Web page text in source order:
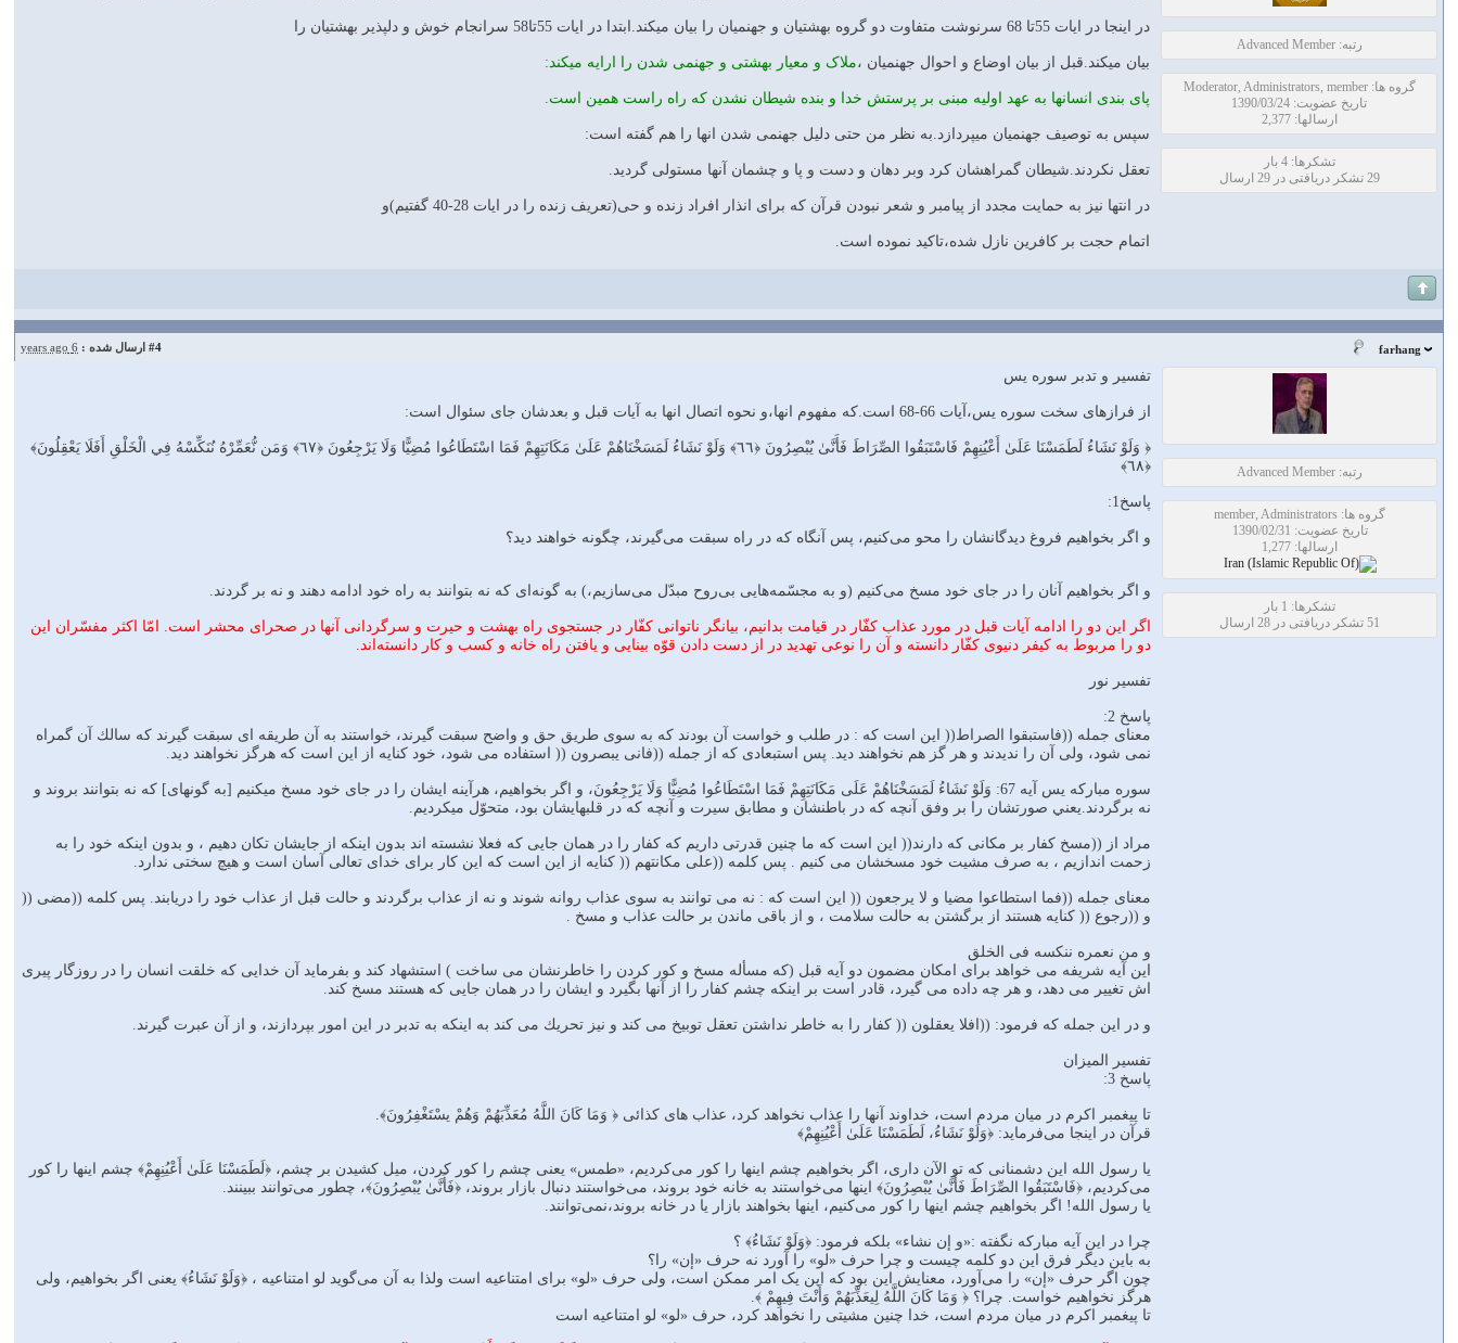
رتبه: Advanced Member
گروه ها: Moderator, Administrators, member
تاریخ عضویت: 1390/03/24
ارسالها: 2,377
تشکرها: 4 بار
29 تشکر دریافتی در 29 ارسال
در اینجا در ایات 55تا 68 سرنوشت متفاوت دو گروه بهشتیان و جهنمیان را بیان میکند.ابتدا در ایات 55تا58 سرانجام خوش و دلپذیر بهشتیان را
بیان میکند.قبل از بیان اوضاع و احوال جهنمیان ،ملاک و معیار بهشتی و جهنمی شدن را ارایه میکند:
پای بندی انسانها به عهد اولیه مبنی بر پرستش خدا و بنده شیطان نشدن که راه راست همین است.
سپس به توصیف جهنمیان میپردازد.به نظر من حتی دلیل جهنمی شدن انها را هم گفته است:
تعقل نکردند.شیطان گمراهشان کرد وبر دهان و دست و پا و چشمان آنها مستولی گردید.
در انتها نیز به حمایت مجدد از پیامبر و شعر نبودن قرآن که برای انذار افراد زنده و حی(تعریف زنده را در ایات 28-40 گفتیم)و
اتمام حجت بر کافرین نازل شده،تاکید نموده است.
farhang
#4 ارسال شده : 6 years ago
رتبه: Advanced Member
گروه ها: member, Administrators
تاریخ عضویت: 1390/02/31
ارسالها: 1,277
تشکرها: 1 بار
51 تشکر دریافتی در 28 ارسال
تفسیر و تدبر سوره یس
از فرازهای سخت سوره یس،آیات 66-68 است.که مفهوم انها،و نحوه اتصال انها به آیات قبل و بعدشان جای سئوال است:
﴿ وَلَوْ نَشَاءُ لَطَمَسْنَا عَلَىٰ أَعْيُنِهِمْ فَاسْتَبَقُوا الصِّرَ‌اطَ فَأَنَّىٰ يُبْصِرُ‌ونَ ﴿٦٦﴾ وَلَوْ نَشَاءُ لَمَسَخْنَاهُمْ عَلَىٰ مَكَانَتِهِمْ فَمَا اسْتَطَاعُوا مُضِيًّا وَلَا يَرْ‌جِعُونَ ﴿٦٧﴾ وَمَن نُّعَمِّرْ‌هُ نُنَكِّسْهُ فِي الْخَلْقِ أَفَلَا يَعْقِلُونَ﴾
﴿٦٨﴾
پاسخ1:
و اگر بخواهيم فروغ ديدگانشان را محو مى‌كنيم، پس آنگاه كه در راه سبقت مى‌گيرند، چگونه خواهند ديد؟
و اگر بخواهيم آنان را در جاى خود مسخ مى‌كنيم (و به مجسّمه‌هايى بى‌روح مبدّل مى‌سازيم،) به گونه‌اى كه نه بتوانند به راه خود ادامه دهند و نه بر گردند.
اگر اين دو را ادامه آيات قبل در مورد عذاب كفّار در قيامت بدانيم، بيانگر ناتوانى كفّار در جستجوى راه بهشت و حيرت و سرگردانى آنها در صحراى محشر است. امّا اكثر مفسّران اين
دو را مربوط به كيفر دنيوى كفّار دانسته و آن را نوعى تهديد در از دست دادن قوّه بينايى و يافتن راه خانه و كسب و كار دانسته‌اند.
تفسیر نور
پاسخ 2:
معناى جمله ((فاستبقوا الصراط(( اين است كه : در طلب و خواست آن بودند كه به سوى طريق حق و واضح سبقت گيرند، خواستند به آن طريقه اى سبقت گيرند كه سالك آن گمراه
نمى شود، ولى آن را نديدند و هر گز هم نخواهند ديد. پس استبعادى كه از جمله ((فانى يبصرون (( استفاده مى شود، خود كنايه از اين است كه هرگز نخواهند ديد.
سوره مباركه يس آيه 67: وَلَوْ نَشَاءُ لَمَسَخْنَاهُمْ عَلَی مَكَانَتِهِمْ فَمَا اسْتَطَاعُوا مُضِيًّا وَلَا يَرْجِعُونَ، و اگر بخواهيم، هرآينه ايشان را در جای خود مسخ میكنيم [به گونهای] كه نه بتوانند بروند و
نه برگردند.يعني صورتشان را بر وفق آنچه كه در باطنشان و مطابق سيرت و آنچه كه در قلبهايشان بود، متحوّل ميكرديم.
مراد از ((مسخ كفار بر مكانى كه دارند(( اين است كه ما چنين قدرتى داريم كه كفار را در همان جايى كه فعلا نشسته اند بدون اينكه از جايشان تكان دهيم ، و بدون اينكه خود را به
زحمت اندازيم ، به صرف مشيت خود مسخشان مى كنيم . پس كلمه ((على مكانتهم (( كنايه از اين است كه اين كار براى خداى تعالى آسان است و هيچ سختى ندارد.
معناى جمله ((فما استطاعوا مضيا و لا يرجعون (( اين است كه : نه مى توانند به سوى عذاب روانه شوند و نه از عذاب برگردند و حالت قبل از عذاب خود را دريابند. پس كلمه ((مضى ((
و ((رجوع (( كنايه هستند از برگشتن به حالت سلامت ، و از باقى ماندن بر حالت عذاب و مسخ .
و من نعمره ننکسه فی الخلق
اين آيه شريفه مى خواهد براى امكان مضمون دو آيه قبل (كه مسأله مسخ و كور كردن را خاطرنشان مى ساخت ) استشهاد كند و بفرمايد آن خدايى كه خلقت انسان را در روزگار پيرى
اش تغيير مى دهد، و هر چه داده مى گيرد، قادر است بر اينكه چشم كفار را از آنها بگيرد و ايشان را در همان جايى كه هستند مسخ كند.
و در اين جمله كه فرمود: ((افلا يعقلون (( كفار را به خاطر نداشتن تعقل توبيخ مى كند و نيز تحريك مى كند به اينكه به تدبر در اين امور بپردازند، و از آن عبرت گيرند.
تفسیر المیزان
پاسخ 3:
تا پیغمبر اکرم در میان مردم است، خداوند آنها را عذاب نخواهد کرد، عذاب های کذائی ﴿ وَمَا كَانَ اللَّهُ مُعَذِّبَهُمْ وَهُمْ يسْتَغْفِرُونَ﴾.
قرآن در اینجا می‌فرماید: ﴿وَلَوْ نَشَاءُ، لَطَمَسْنَا عَلَىٰ أَعْيُنِهِمْ﴾
یا رسول الله این دشمنانی که تو الآن داری، اگر بخواهیم چشم اینها را کور می‌کردیم، «طمس» یعنی چشم را کور کردن، میل کشیدن بر چشم، ﴿لَطَمَسْنَا عَلَىٰ أَعْيُنِهِمْ﴾ ‌چشم اینها را کور
می‌کردیم، ﴿فَاسْتَبَقُوا الصِّرَ‌اطَ فَأَنَّىٰ يُبْصِرُ‌ونَ﴾ اینها می‌خواستند به خانه خود بروند، می‌خواستند دنبال بازار بروند، ﴿فَأَنَّىٰ يُبْصِرُ‌ونَ﴾، چطور می‌توانند ببینند.
یا رسول الله! اگر بخواهیم چشم اینها را کور می‌کنیم، اینها بخواهند بازار یا در خانه بروند،‌نمی‌توانند.
چرا در این آیه مبارکه نگفته‌ :«و إن نشاء» بلکه فرمود: ﴿وَلَوْ نَشَاءُ﴾ ؟
به باین دیگر فرق این دو کلمه‌ چیست و چرا حرف «لو» را آورد نه حرف «إن» را؟
چون اگر حرف «إن» را می‌آورد، معنایش این بود که این یک امر ممکن است، ولی حرف «لو» برای امتناعیه است ولذا به آن می‌گوید لو امتناعیه ، ﴿وَلَوْ نَشَاءُ﴾ یعنی اگر بخواهیم، ولی
هرگز نخواهیم خواست. چرا؟ ﴿ وَمَا كَانَ اللَّهُ لِيعَذِّبَهُمْ وَأَنْتَ فِيهِمْ ﴾.
تا پیغمبر اکرم در میان مردم است، خدا چنین مشیتی را نخواهد کرد، حرف «لو» لو امتناعیه است